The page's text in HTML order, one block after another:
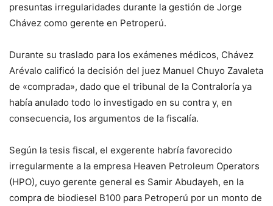
presuntas irregularidades durante la gestión de Jorge
Chávez como gerente en Petroperú.
Durante su traslado para los exámenes médicos, Chávez
Arévalo calificó la decisión del juez Manuel Chuyo Zavaleta
de «comprada», dado que el tribunal de la Contraloría ya
había anulado todo lo investigado en su contra y, en
consecuencia, los argumentos de la fiscalía.
Según la tesis fiscal, el exgerente habría favorecido
irregularmente a la empresa Heaven Petroleum Operators
(HPO), cuyo gerente general es Samir Abudayeh, en la
compra de biodiesel B100 para Petroperú por un monto de